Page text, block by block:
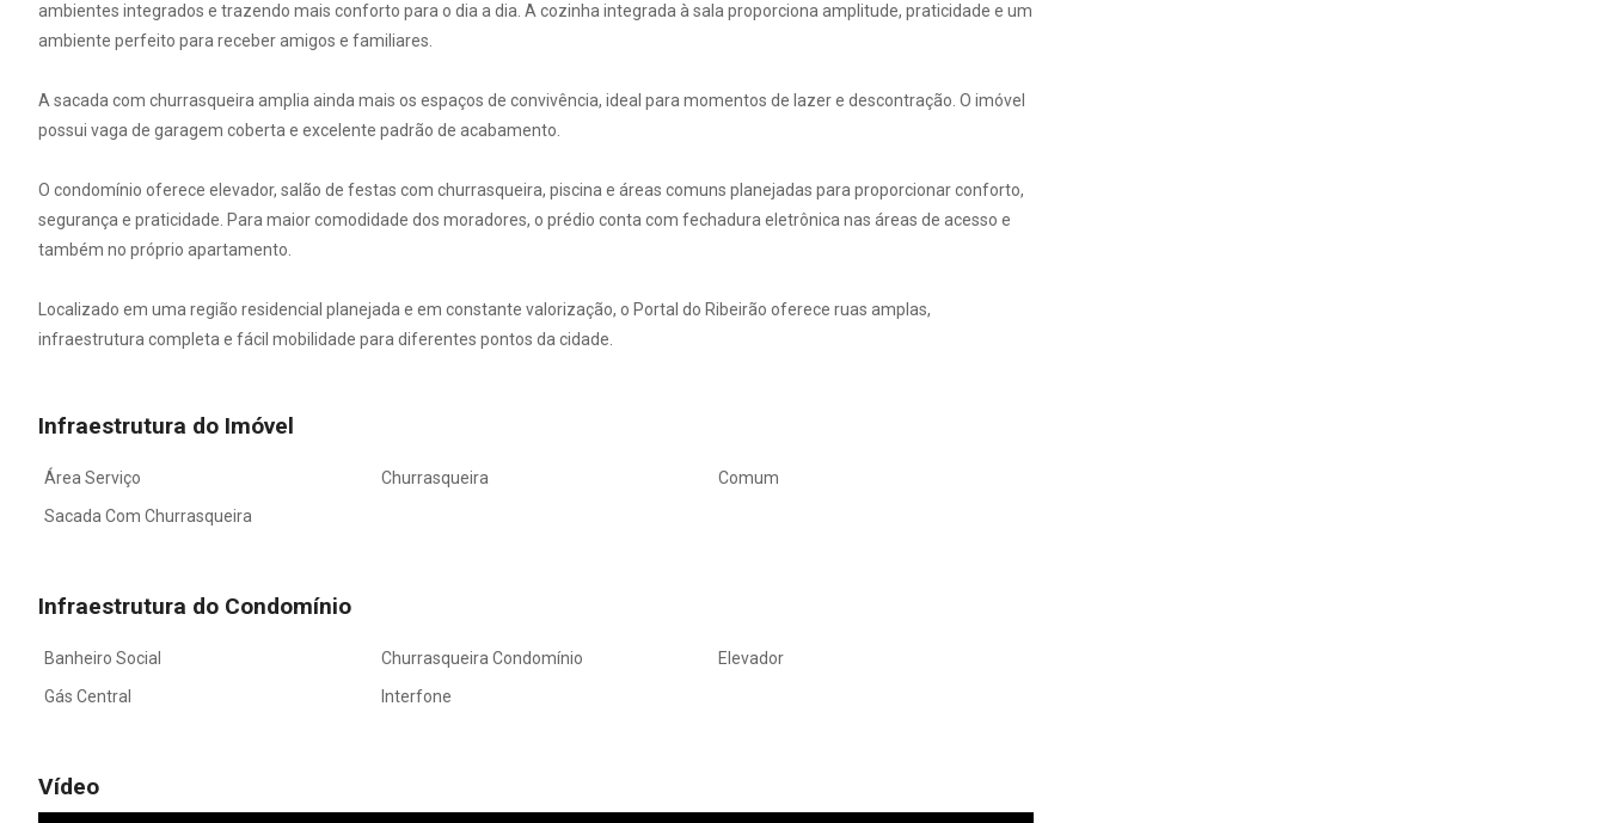
ambientes integrados e trazendo mais conforto para o dia a dia. A cozinha integrada à sala proporciona amplitude, praticidade e um
ambiente perfeito para receber amigos e familiares.
A sacada com churrasqueira amplia ainda mais os espaços de convivência, ideal para momentos de lazer e descontração. O imóvel
possui vaga de garagem coberta e excelente padrão de acabamento.
O condomínio oferece elevador, salão de festas com churrasqueira, piscina e áreas comuns planejadas para proporcionar conforto,
segurança e praticidade. Para maior comodidade dos moradores, o prédio conta com fechadura eletrônica nas áreas de acesso e
também no próprio apartamento.
Localizado em uma região residencial planejada e em constante valorização, o Portal do Ribeirão oferece ruas amplas,
infraestrutura completa e fácil mobilidade para diferentes pontos da cidade.
Infraestrutura do Imóvel
Área Serviço Churrasqueira
Comum
Sacada Com Churrasqueira
Infraestrutura do Condomínio
Banheiro Social Churrasqueira Condomínio
Elevador
Gás Central
Interfone
Vídeo